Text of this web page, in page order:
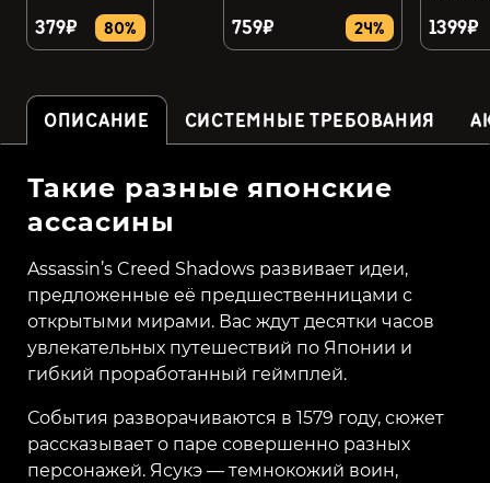
379₽ 80% 759₽ 24% 1399₽
ОПИСАНИЕ СИСТЕМНЫЕ ТРЕБОВАНИЯ
Такие разные японские
ассасины
Assassin’s Creed Shadows развивает идеи,
предложенные её предшественницами с
открытыми мирами. Вас ждут десятки часов
увлекательных путешествий по Японии и
гибкий проработанный геймплей.
События разворачиваются в 1579 году, сюжет
рассказывает о паре совершенно разных
персонажей. Ясукэ — темнокожий воин,